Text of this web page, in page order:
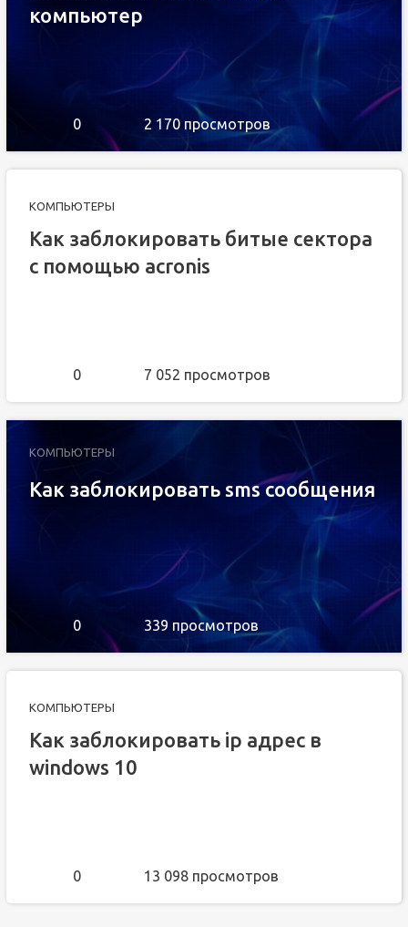
компьютер
0 2 170 просмотров
КОМПЬЮТЕРЫ
Как заблокировать битые сектора
с помощью acronis
0 7 052 просмотров
КОМПЬЮТЕРЫ
Как заблокировать sms сообщения
0 339 просмотров
КОМПЬЮТЕРЫ
Как заблокировать ip адрес в
windows 10
0 13 098 просмотров